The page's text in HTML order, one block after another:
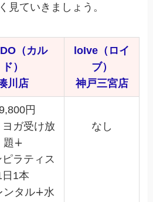
見ていきましょう。
（カル
ド）
川店
loIve（ロイ
ブ）
神戸三宮店
円
ガ受け放
題∔
ラティス
日1本
ンタル∔水
なし